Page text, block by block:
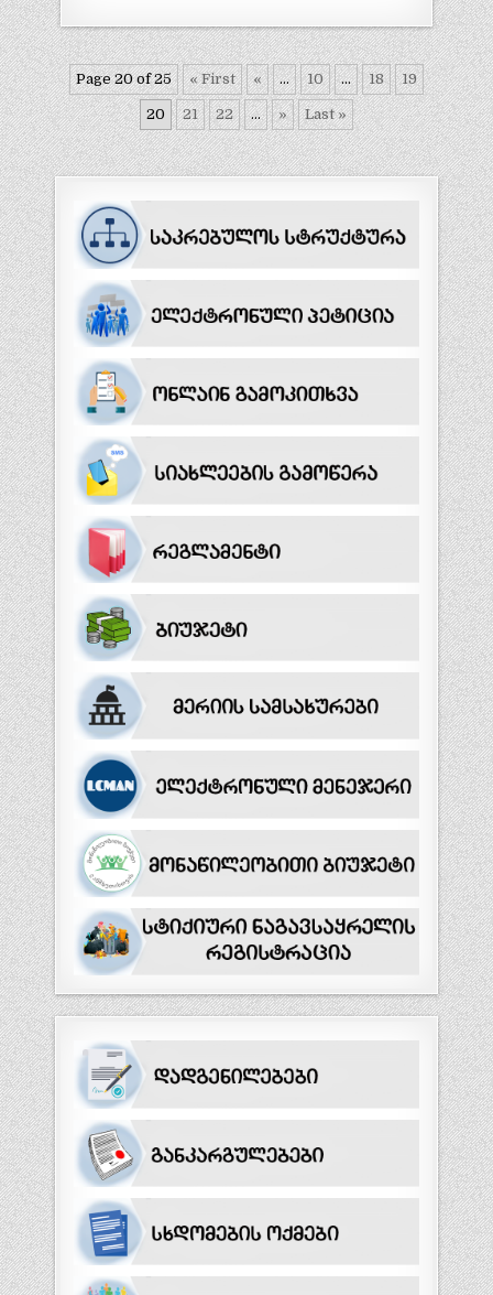
Page 20 of 25 « First « ... 10 ... 18 19
20 21 22 ... » Last »